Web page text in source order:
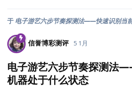
于 电子游艺六步节奏探测法——快速识别当
信誉博彩测评 5 1月
电子游艺六步节奏探测法
机器处于什么状态